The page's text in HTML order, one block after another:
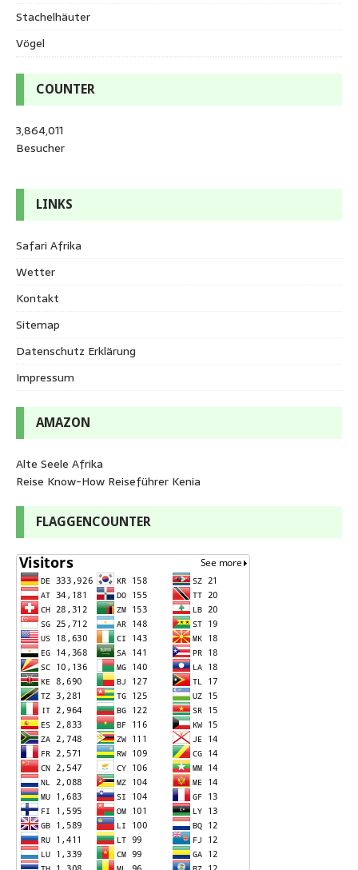
Stachelhäuter
Vögel
COUNTER
3,864,011
Besucher
LINKS
Safari Afrika
Wetter
Kontakt
Sitemap
Datenschutz Erklärung
Impressum
AMAZON
Alte Seele Afrika
Reise Know-How Reiseführer Kenia
FLAGGENCOUNTER